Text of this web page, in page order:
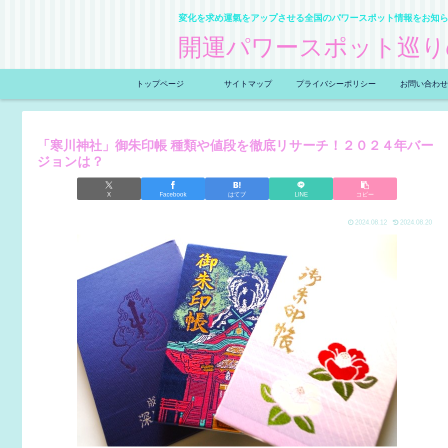
変化を求め運氣をアップさせる全国のパワースポット情報をお知
開運パワースポット巡
トップページ サイトマップ プライバシーポリシー お問い合わせ
「寒川神社」御朱印帳 種類や値段を徹底リサーチ！２０２４年バー
ジョンは？
X Facebook はてブ LINE コピー
2024.08.12 2024.08.20